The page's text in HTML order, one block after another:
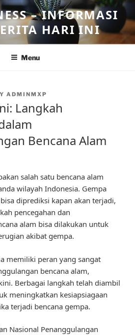
– INFORMASI
HARI INI
Menu
ADMINMXP
Langkah
Bencana Alam
salah satu bencana alam
wilayah Indonesia. Gempa
diprediksi kapan akan terjadi,
pencegahan dan
alam bisa dilakukan untuk
akibat gempa.
memiliki peran yang sangat
bencana alam,
Berbagai langkah telah diambil
meningkatkan kesiapsiagaan
terjadi bencana gempa.
Nasional Penanggulangan